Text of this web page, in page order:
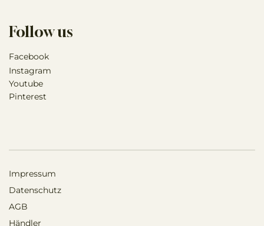
Impressum
Datenschutz
AGB
Händler
Follow us
Facebook
Instagram
Youtube
Pinterest